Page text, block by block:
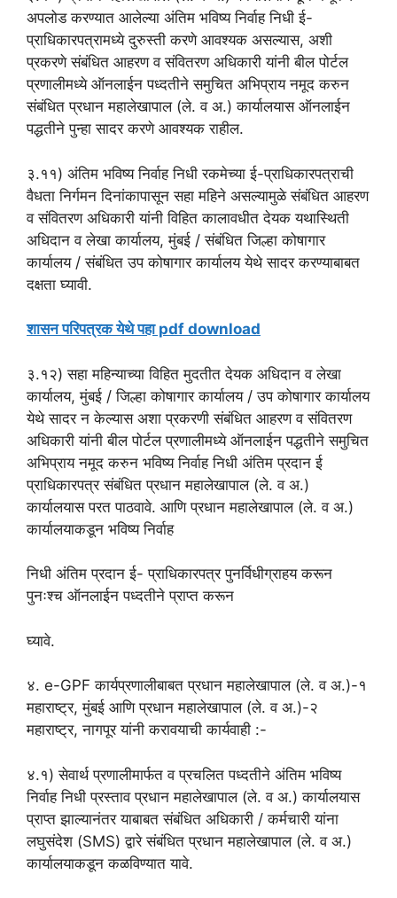
अपलोड करण्यात आलेल्या अंतिम भविष्य निर्वाह निधी ई-
प्राधिकारपत्रामध्ये दुरुस्ती करणे आवश्यक असल्यास, अशी
प्रकरणे संबंधित आहरण व संवितरण अधिकारी यांनी बील पोर्टल
प्रणालीमध्ये ऑनलाईन पध्दतीने समुचित अभिप्राय नमूद करुन
संबंधित प्रधान महालेखापाल (ले. व अ.) कार्यालयास ऑनलाईन
पद्धतीने पुन्हा सादर करणे आवश्यक राहील.
३.११) अंतिम भविष्य निर्वाह निधी रकमेच्या ई-प्राधिकारपत्राची
वैधता निर्गमन दिनांकापासून सहा महिने असल्यामुळे संबंधित आहरण
व संवितरण अधिकारी यांनी विहित कालावधीत देयक यथास्थिती
अधिदान व लेखा कार्यालय, मुंबई / संबंधित जिल्हा कोषागार
कार्यालय / संबंधित उप कोषागार कार्यालय येथे सादर करण्याबाबत
दक्षता घ्यावी.
शासन परिपत्रक येथे पहा pdf download
३.१२) सहा महिन्याच्या विहित मुदतीत देयक अधिदान व लेखा
कार्यालय, मुंबई / जिल्हा कोषागार कार्यालय / उप कोषागार कार्यालय
येथे सादर न केल्यास अशा प्रकरणी संबंधित आहरण व संवितरण
अधिकारी यांनी बील पोर्टल प्रणालीमध्ये ऑनलाईन पद्धतीने समुचित
अभिप्राय नमूद करुन भविष्य निर्वाह निधी अंतिम प्रदान ई
प्राधिकारपत्र संबंधित प्रधान महालेखापाल (ले. व अ.)
कार्यालयास परत पाठवावे. आणि प्रधान महालेखापाल (ले. व अ.)
कार्यालयाकडून भविष्य निर्वाह
निधी अंतिम प्रदान ई- प्राधिकारपत्र पुनर्विधीग्राहय करून
पुनःश्च ऑनलाईन पध्दतीने प्राप्त करून
घ्यावे.
४. e-GPF कार्यप्रणालीबाबत प्रधान महालेखापाल (ले. व अ.)-१
महाराष्ट्र, मुंबई आणि प्रधान महालेखापाल (ले. व अ.)-२
महाराष्ट्र, नागपूर यांनी करावयाची कार्यवाही :-
४.१) सेवार्थ प्रणालीमार्फत व प्रचलित पध्दतीने अंतिम भविष्य
निर्वाह निधी प्रस्ताव प्रधान महालेखापाल (ले. व अ.) कार्यालयास
प्राप्त झाल्यानंतर याबाबत संबंधित अधिकारी / कर्मचारी यांना
लघुसंदेश (SMS) द्वारे संबंधित प्रधान महालेखापाल (ले. व अ.)
कार्यालयाकडून कळविण्यात यावे.